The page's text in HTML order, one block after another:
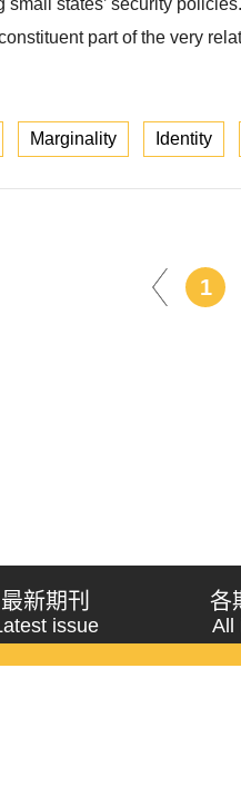
states’ security
part of the very
Marginality Identity
1
最新期刊
issue
各
All